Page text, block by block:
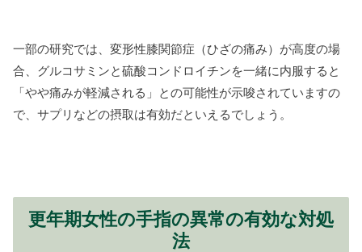
一部の研究では、変形性膝関節症（ひざの痛み）が高度の場
合、グルコサミンと硫酸コンドロイチンを一緒に内服すると
「やや痛みが軽減される」との可能性が示唆されていますの
で、サプリなどの摂取は有効だといえるでしょう。
更年期女性の手指の異常の有効な対処
法